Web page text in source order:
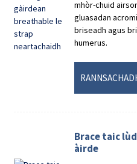
mhòr-chuid
gluasadan
briseadh agus
humerus.
Brace taic
àirde